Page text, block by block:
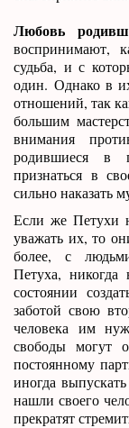
Любовь
воспринимают,
судьба, и с
один. Однако в
отношений, так
большим
внимания
родившиеся в
признаться в
сильно наказать
Если же Петухи
уважать их, то
более, с
Петуха,
состоянии
заботой свою
человека им
свободы могут
постоянному
иногда
нашли своего
прекратят